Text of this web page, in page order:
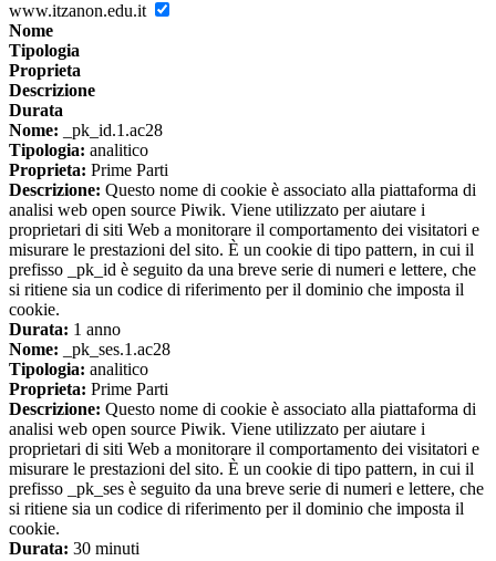
www.itzanon.edu.it
Nome
Tipologia
Proprieta
Descrizione
Durata
Nome: _pk_id.1.ac28
Tipologia: analitico
Proprieta: Prime Parti
Descrizione: Questo nome di cookie è associato alla piattaforma di
analisi web open source Piwik. Viene utilizzato per aiutare i
proprietari di siti Web a monitorare il comportamento dei visitatori e
misurare le prestazioni del sito. È un cookie di tipo pattern, in cui il
prefisso _pk_id è seguito da una breve serie di numeri e lettere, che
si ritiene sia un codice di riferimento per il dominio che imposta il
cookie.
Durata: 1 anno
Nome: _pk_ses.1.ac28
Tipologia: analitico
Proprieta: Prime Parti
Descrizione: Questo nome di cookie è associato alla piattaforma di
analisi web open source Piwik. Viene utilizzato per aiutare i
proprietari di siti Web a monitorare il comportamento dei visitatori e
misurare le prestazioni del sito. È un cookie di tipo pattern, in cui il
prefisso _pk_ses è seguito da una breve serie di numeri e lettere, che
si ritiene sia un codice di riferimento per il dominio che imposta il
cookie.
Durata: 30 minuti